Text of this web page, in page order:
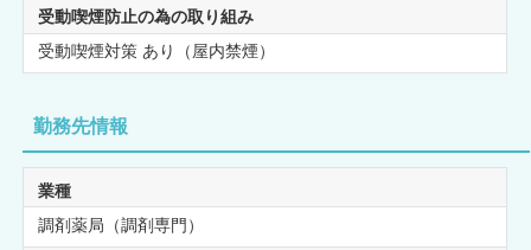
受動喫煙防止の為の取り組み
受動喫煙対策 あり（屋内禁煙）
勤務先情報
業種
調剤薬局（調剤専門）